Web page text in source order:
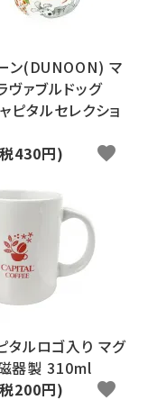
ン(DUNOON) マ
ヴァブルドッグ
ピタルセレクショ
430円)
favorite
タルロゴ入り マグ
器製 310ml
200円)
favorite